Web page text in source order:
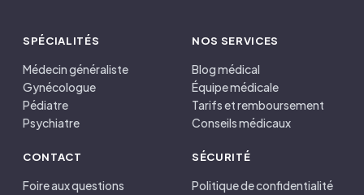
SPÉCIALITÉS
Médecin généraliste
Gynécologue
Pédiatre
Psychiatre
NOS SERVICES
Blog médical
Équipe médicale
Tarifs et remboursement
Conseils médicaux
CONTACT
Foire aux questions
SÉCURITÉ
Politique de confidentialité